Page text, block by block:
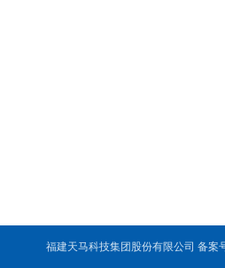
福建天马科技集团股份有限公司 备案